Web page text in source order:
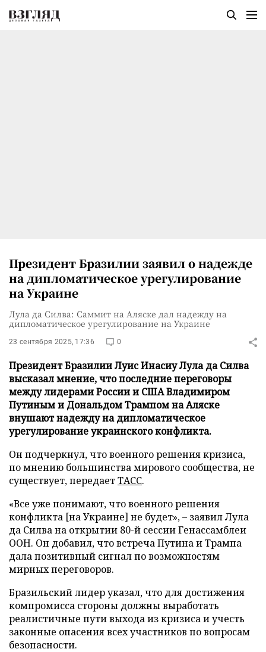
Президент Бразилии заявил о надежде
на дипломатическое урегулирование
на Украине
Лула да Силва: Саммит на Аляске дал надежду на
дипломатическое урегулирование на Украине
23 сентября 2025, 17:36 0
Президент Бразилии Луис Инасиу Лула да Силва
высказал мнение, что последние переговоры
между лидерами России и США Владимиром
Путиным и Дональдом Трампом на Аляске
внушают надежду на дипломатическое
урегулирование украинского конфликта.
Он подчеркнул, что военного решения кризиса,
по мнению большинства мирового сообщества, не
существует, передаетТАСС.
«Все уже понимают, что военного решения
конфликта [на Украине] не будет», – заявил Лула
да Силва на открытии 80-й сессии Генассамблеи
ООН. Он добавил, что встреча Путина и Трампа
дала позитивный сигнал по возможностям
мирных переговоров.
Бразильский лидер указал, что для достижения
компромисса стороны должны выработать
реалистичные пути выхода из кризиса и учесть
законные опасения всех участников по вопросам
безопасности.